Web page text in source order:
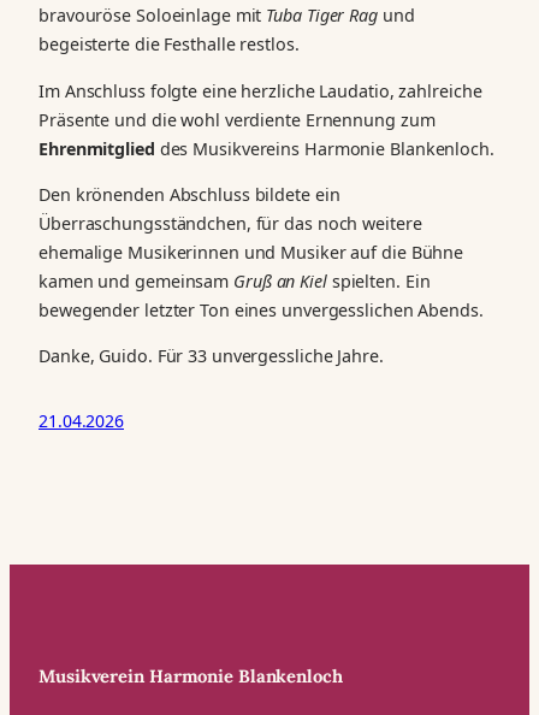
bravouröse Soloeinlage mit Tuba Tiger Ragund
begeisterte die Festhalle restlos.
Im Anschluss folgte eine herzliche Laudatio, zahlreiche
Präsente und die wohl verdiente Ernennung zum
Ehrenmitglied des Musikvereins Harmonie Blankenloch.
Den krönenden Abschluss bildete ein
Überraschungsständchen, für das noch weitere
ehemalige Musikerinnen und Musiker auf die Bühne
kamen und gemeinsam Gruß an Kielspielten. Ein
bewegender letzter Ton eines unvergesslichen Abends.
Danke, Guido. Für 33 unvergessliche Jahre.
21.04.2026
Musikverein Harmonie Blankenloch